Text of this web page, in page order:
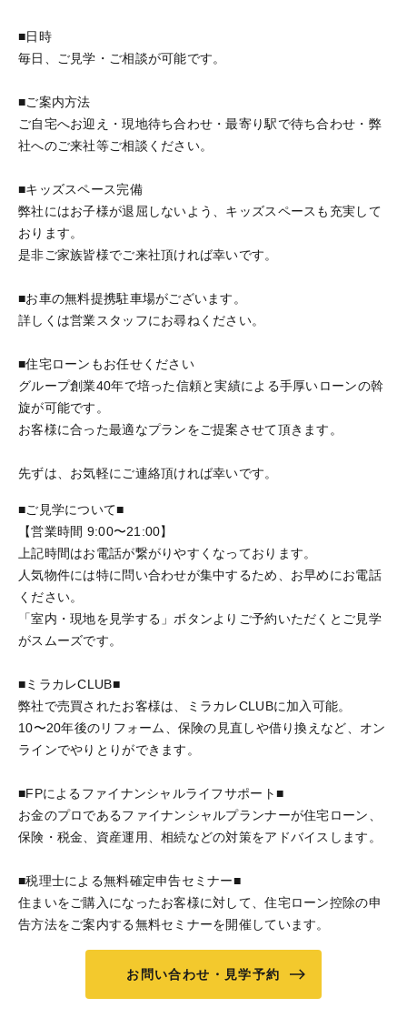
■日時
毎日、ご見学・ご相談が可能です。
■ご案内方法
ご自宅へお迎え・現地待ち合わせ・最寄り駅で待ち合わせ・弊
社へのご来社等ご相談ください。
■キッズスペース完備
弊社にはお子様が退屈しないよう、キッズスペースも充実して
おります。
是非ご家族皆様でご来社頂ければ幸いです。
■お車の無料提携駐車場がございます。
詳しくは営業スタッフにお尋ねください。
■住宅ローンもお任せください
グループ創業40年で培った信頼と実績による手厚いローンの斡
旋が可能です。
お客様に合った最適なプランをご提案させて頂きます。
先ずは、お気軽にご連絡頂ければ幸いです。
■ご見学について■
【営業時間 9:00〜21:00】
上記時間はお電話が繋がりやすくなっております。
人気物件には特に問い合わせが集中するため、お早めにお電話
ください。
「室内・現地を見学する」ボタンよりご予約いただくとご見学
がスムーズです。
■ミラカレCLUB■
弊社で売買されたお客様は、ミラカレCLUBに加入可能。
10〜20年後のリフォーム、保険の見直しや借り換えなど、オン
ラインでやりとりができます。
■FPによるファイナンシャルライフサポート■
お金のプロであるファイナンシャルプランナーが住宅ローン、
保険・税金、資産運用、相続などの対策をアドバイスします。
■税理士による無料確定申告セミナー■
住まいをご購入になったお客様に対して、住宅ローン控除の申
告方法をご案内する無料セミナーを開催しています。
お問い合わせ・見学予約